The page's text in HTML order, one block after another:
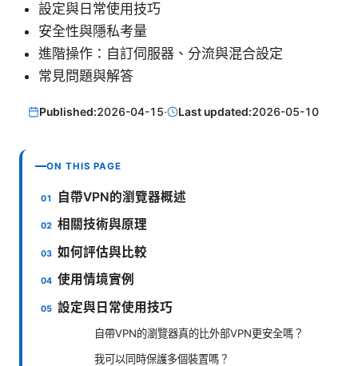
設定與日常使用技巧
安全性與隱私考量
進階操作：自訂伺服器、分流與混合設定
常見問題與解答
Published:2026-04-15· Last updated:2026-05-10
ON THIS PAGE
自帶VPN的瀏覽器概述
相關技術與原理
如何評估與比較
使用情境實例
設定與日常使用技巧
自帶VPN的瀏覽器真的比外部VPN更安全嗎？
我可以同時保護多個裝置嗎？